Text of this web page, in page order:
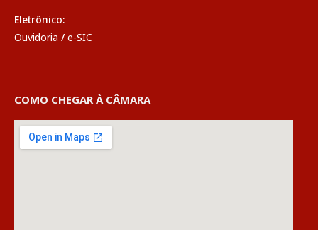
Eletrônico:
Ouvidoria / e-SIC
COMO CHEGAR À CÂMARA